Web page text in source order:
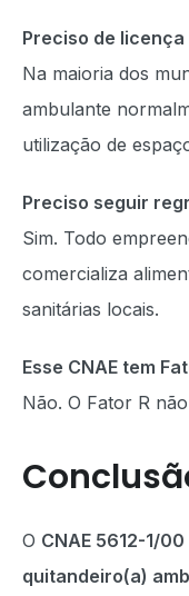
Preciso de
Na maioria dos
ambulante
utilização de
Preciso seguir
Sim. Todo
comercializa
sanitárias locais.
Esse CNAE tem
Não. O Fator R
O CNAE 5612-1/00
quitandeiro(a)